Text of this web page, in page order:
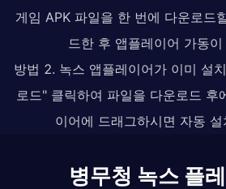
게임 APK 파일을 한 번에 다운로드
드한 후 앱플레이어 가동
방법 2. 녹스 앱플레이어가 이미 설
로드" 클릭하여 파일을 다운로드 후
이어에 드래그하시면 자동
병무청 녹스 플